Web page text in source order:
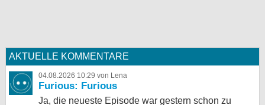
AKTUELLE KOMMENTARE
04.08.2026 10:29 von Lena
Furious: Furious
Ja, die neueste Episode war gestern schon zu